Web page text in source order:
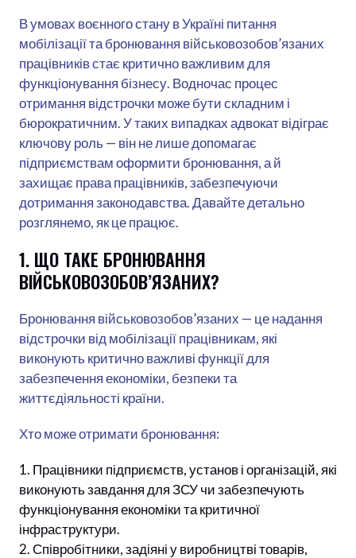
В умовах воєнного стану в Україні питання
мобілізації та бронювання військовозобов’язаних
працівників стає критично важливим для
функціонування бізнесу. Водночас процес
отримання відстрочки може бути складним і
бюрократичним. У таких випадках адвокат відіграє
ключову роль — він не лише допомагає
підприємствам оформити бронювання, а й
захищає права працівників, забезпечуючи
дотримання законодавства. Давайте детально
розглянемо, як це працює.
1. ЩО ТАКЕ БРОНЮВАННЯ
ВІЙСЬКОВОЗОБОВ’ЯЗАНИХ?
Бронювання військовозобов’язаних — це надання
відстрочки від мобілізації працівникам, які
виконують критично важливі функції для
забезпечення економіки, безпеки та
життєдіяльності країни.
Хто може отримати бронювання:
Працівники підприємств, установ і організацій, які
виконують завдання для ЗСУ чи забезпечують
функціонування економіки та критичної
інфраструктури.
Співробітники, задіяні у виробництві товарів,